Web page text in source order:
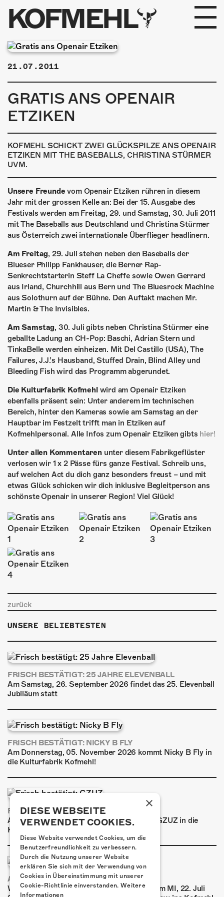
KOFMEHL
PROGRAMM
FABRIKGEFLÜSTER
GALERIE
PHOTOMAT
INFOS
KONTAKT
ÜBER UNS
GÖNNEREI
SHOP
MITMACHEN
21.07.2011
GRATIS ANS OPENAIR
ETZIKEN
KOFMEHL SCHICKT ZWEI GLÜCKSPILZE ANS OPENAIR
ETZIKEN MIT THE BASEBALLS, CHRISTINA STÜRMER
UVM.
Unsere Freunde vom Openair Etziken rühren in diesem
Jahr mit der grossen Kelle an: Bei der 15. Ausgabe des
Festivals werden am Freitag, 29. und Samstag, 30. Juli 2011
mit The Baseballs aus Deutschland und Christina Stürmer
aus Österreich zwei internationale Überflieger headlinern.
Am Freitag, 29. Juli stehen neben den Baseballs der
Blueser Philipp Fankhauser, die Berner Rap-
Senkrechtstarterin Steff La Cheffe sowie Owen Gerrard
aus Irland, Churchhill aus Bern und The Bluesrock Machine
aus Solothurn auf der Bühne. Den Auftakt machen Mr.
Martin & The Invisibles.
Am Samstag, 30. Juli gibts neben Christina Stürmer eine
geballte Ladung an CH-Pop: Baschi, Adrian Stern und
TinkaBelle werden einheizen. Mit Del Castillo (USA), The
Failures, J.J.’s Hausband, Stuffed Drain, Blind Alley und
Bleeding Fish wird das Programm abgerundet.
Die Kulturfabrik Kofmehlwird am Openair Etziken
ebenfalls präsent sein: Unter anderem im technischen
Bereich, hinter den Kameras sowie am Samstag an der
Hauptbar im Festzelt trifft man in Etziken auf
Kofmehlpersonal. Alle Infos zum Openair Etziken gibts hier!
Unter allen Kommentarenunter diesem Fabrikgeflüster
verlosen wir 1 x 2 Pässe fürs ganze Festival. Schreib uns,
auf welchen Act du dich ganz besonders freust – und mit
etwas Glück schicken wir dich inklusive Begleitperson ans
schönste Openair in unserer Region! Viel Glück!
zurück
UNSERE BELIEBTESTEN
FRISCH BESTÄTIGT: 25 JAHRE ELEVENBALL
Am Samstag, 26. September 2026 findet das 25. Elevenball
Jubiläum statt
FRISCH BESTÄTIGT: NICKY B FLY
Am Donnerstag, 05. November 2026 kommt Nicky B Fly in
die Kulturfabrik Kofmehl!
FRISCH BESTÄTIGT: GZUZ
Am Donnerstag, 29. Oktober 2026 kommt GZUZ in die
Kulturfabrik Kofmehl!
AIRBOURNE - SPECIAL SUMMER SHOW
Wow, das ist ein Ding! Airbourne kommen am MI, 22. Juli
×
DIESE WEBSEITE
VERWENDET COOKIES.
Diese Website verwendet Cookies, um die
Benutzerfreundlichkeit zu verbessern.
Durch die Nutzung unserer Website
erklären Sie sich mit der Verwendung von
Cookies in Übereinstimmung mit unserer
Cookie-Richtlinie einverstanden. Weitere
Informationen